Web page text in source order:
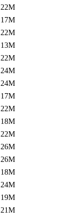
22M
17M
22M
13M
22M
24M
24M
17M
22M
18M
22M
26M
26M
18M
24M
19M
21M